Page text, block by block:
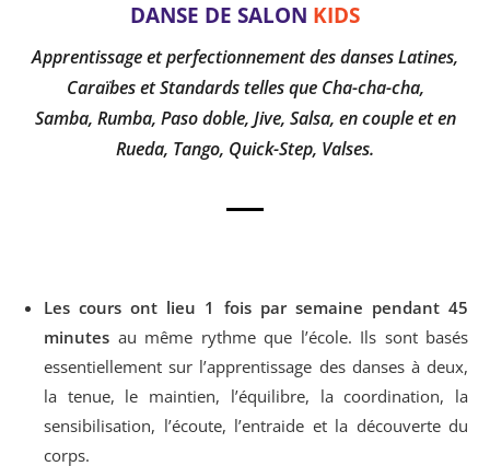
DANSE DE SALON KIDS
Apprentissage et perfectionnement des danses Latines,
Caraïbes et Standards telles que Cha-cha-cha,
Samba, Rumba, Paso doble, Jive, Salsa, en couple et en
Rueda, Tango, Quick-Step, Valses.
Les cours ont lieu 1 fois par semaine pendant 45
minutes au même rythme que l’école. Ils sont basés
essentiellement sur l’apprentissage des danses à deux,
la tenue, le maintien, l’équilibre, la coordination, la
sensibilisation, l’écoute, l’entraide et la découverte du
corps.